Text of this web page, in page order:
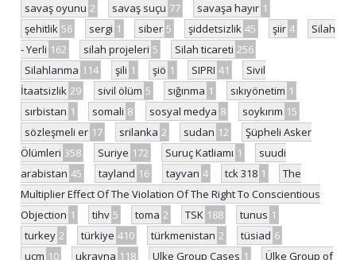
savaş oyunu 2 savaş suçu 77 savaşa hayır 1
şehitlik 56 sergi 1 siber 5 şiddetsizlik 45 şiir 4
Silah
- Yerli 162 silah projeleri 5 Silah ticareti 256
Silahlanma 114 şili 1 şiö 1 SIPRI 41
Sivil
İtaatsizlik 29 sivil ölüm 5 sığınma 1 sıkıyönetim 1
sırbistan 1 somali 8 sosyal medya 8 soykırım 15
sözleşmeli er 17 srilanka 2 sudan 12
Şüpheli Asker
Ölümleri 358 Suriye 172 Suruç Katliamı 1
suudi
arabistan 45 tayland 16 tayvan 4 tck 318 1
The
Multiplier Effect Of The Violation Of The Right To Conscientious
Objection 1 tihv 5 toma 2 TSK 188 tunus 1
turkey 2 türkiye 410 türkmenistan 2 tüsiad 6
ucm 10 ukrayna 118 Ulke Group Cases 1
Ülke Group of